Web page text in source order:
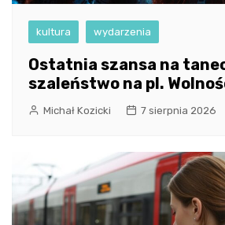
kultura wydarzenia
Ostatnia szansa na
szaleństwo na pl.
Michał Kozicki 7 sierpnia 2026